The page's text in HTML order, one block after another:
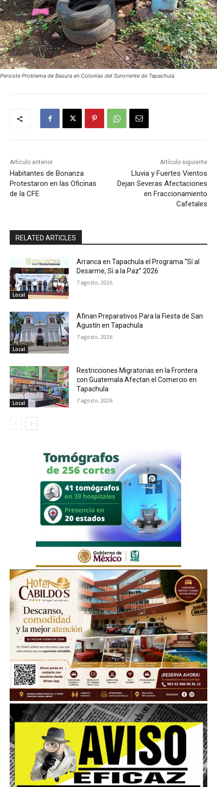
Persiste Problema de Basura en Colonias del Suroriente de Tapachula
Artículo anterior
Habitantes de Bonanza
Protestaron en las Oficinas
de la CFE
Artículo siguiente
Lluvia y Fuertes Vientos
Dejan Severas Afectaciones
en Fraccionamiento
Cafetales
RELATED ARTICLES
Local
Arranca en Tapachula el Programa “Sí al
Desarme, Sí a la Paz” 2026
7 agosto, 2026
Local
Afinan Preparativos Para la Fiesta de San
Agustín en Tapachula
7 agosto, 2026
Local
Restricciones Migratorias en la Frontera
con Guatemala Afectan el Comercio en
Tapachula
7 agosto, 2026